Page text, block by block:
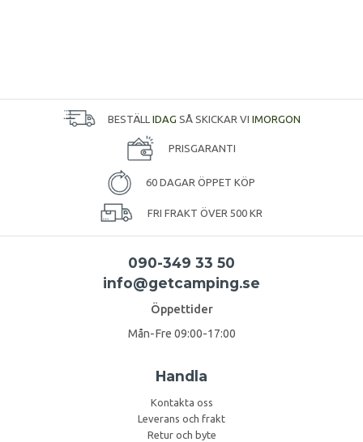
BESTÄLL IDAG SÅ SKICKAR VI IMORGON
PRISGARANTI
60 DAGAR ÖPPET KÖP
FRI FRAKT ÖVER 500 KR
090-349 33 50
info@getcamping.se
Öppettider
Mån-Fre 09:00-17:00
Handla
Kontakta oss
Leverans och frakt
Retur och byte